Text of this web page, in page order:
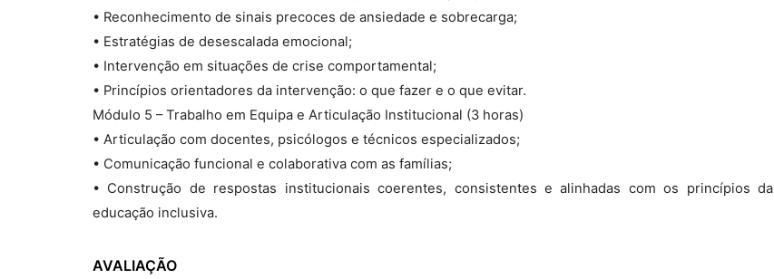
• Reconhecimento de sinais precoces de ansiedade e sobrecarga;
• Estratégias de desescalada emocional;
• Intervenção em situações de crise comportamental;
• Princípios orientadores da intervenção: o que fazer e o que evitar.
Módulo 5 – Trabalho em Equipa e Articulação Institucional (3 horas)
• Articulação com docentes, psicólogos e técnicos especializados;
• Comunicação funcional e colaborativa com as famílias;
• Construção de respostas institucionais coerentes, consistentes e alinhadas com os princípios da
educação inclusiva.
AVALIAÇÃO